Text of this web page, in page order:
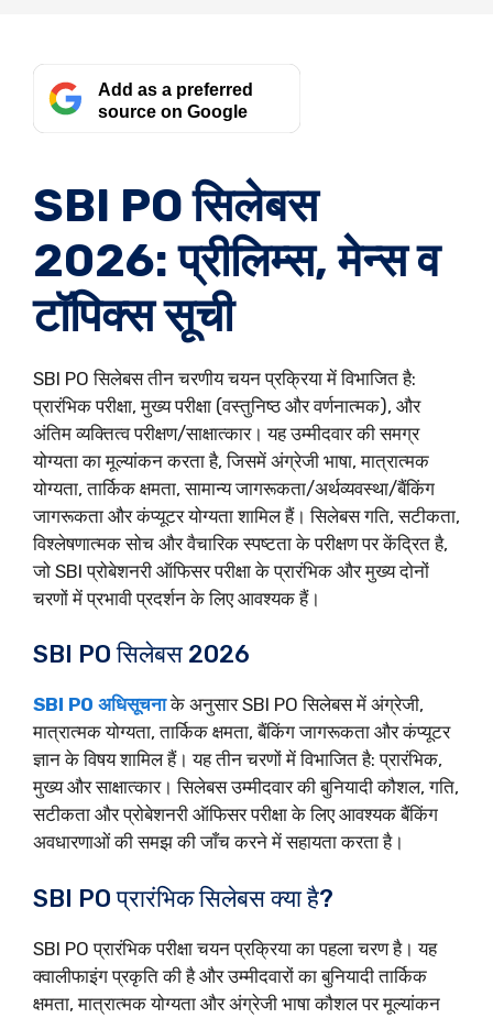
Add as a preferred
source on Google
SBI PO सिलेबस
2026: प्रीलिम्स, मेन्स व
टॉपिक्स सूची
SBI PO सिलेबस तीन चरणीय चयन प्रक्रिया में विभाजित है:
प्रारंभिक परीक्षा, मुख्य परीक्षा (वस्तुनिष्ठ और वर्णनात्मक), और
अंतिम व्यक्तित्व परीक्षण/साक्षात्कार। यह उम्मीदवार की समग्र
योग्यता का मूल्यांकन करता है, जिसमें अंग्रेजी भाषा, मात्रात्मक
योग्यता, तार्किक क्षमता, सामान्य जागरूकता/अर्थव्यवस्था/बैंकिंग
जागरूकता और कंप्यूटर योग्यता शामिल हैं। सिलेबस गति, सटीकता,
विश्लेषणात्मक सोच और वैचारिक स्पष्टता के परीक्षण पर केंद्रित है,
जो SBI प्रोबेशनरी ऑफिसर परीक्षा के प्रारंभिक और मुख्य दोनों
चरणों में प्रभावी प्रदर्शन के लिए आवश्यक हैं।
SBI PO सिलेबस 2026
SBI PO अधिसूचनाके अनुसार SBI PO सिलेबस में अंग्रेजी,
मात्रात्मक योग्यता, तार्किक क्षमता, बैंकिंग जागरूकता और कंप्यूटर
ज्ञान के विषय शामिल हैं। यह तीन चरणों में विभाजित है: प्रारंभिक,
मुख्य और साक्षात्कार। सिलेबस उम्मीदवार की बुनियादी कौशल, गति,
सटीकता और प्रोबेशनरी ऑफिसर परीक्षा के लिए आवश्यक बैंकिंग
अवधारणाओं की समझ की जाँच करने में सहायता करता है।
SBI PO प्रारंभिक सिलेबस क्या है?
SBI PO प्रारंभिक परीक्षा चयन प्रक्रिया का पहला चरण है। यह
क्वालीफाइंग प्रकृति की है और उम्मीदवारों का बुनियादी तार्किक
क्षमता, मात्रात्मक योग्यता और अंग्रेजी भाषा कौशल पर मूल्यांकन